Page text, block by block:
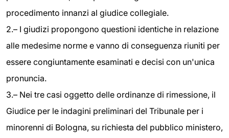
procedimento innanzi al giudice collegiale.
2.– I giudizi propongono questioni identiche in relazione
alle medesime norme e vanno di conseguenza riuniti per
essere congiuntamente esaminati e decisi con un'unica
pronuncia.
3.– Nei tre casi oggetto delle ordinanze di rimessione, il
Giudice per le indagini preliminari del Tribunale per i
minorenni di Bologna, su richiesta del pubblico ministero,